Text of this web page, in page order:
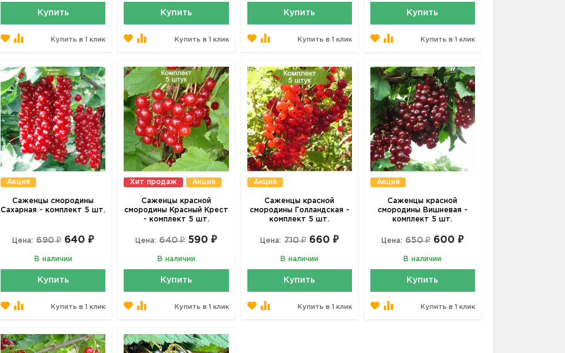
Купить
Купить в 1 клик
Купить
Купить в 1 клик
Купить
Купить в 1 клик
Купить
Купить в 1 клик
Акция
Саженцы смородины
Сахарная - комплект 5 шт.
Цена: 690 ₽ 640 ₽
В наличии
Купить
Купить в 1 клик
Хит продаж Акция
Саженцы красной
смородины Красный Крест
- комплект 5 шт.
Цена: 640 ₽ 590 ₽
В наличии
Купить
Купить в 1 клик
Акция
Саженцы красной
смородины Голландская -
комплект 5 шт.
Цена: 710 ₽ 660 ₽
В наличии
Купить
Купить в 1 клик
Акция
Саженцы красной
смородины Вишневая -
комплект 5 шт.
Цена: 650 ₽ 600 ₽
В наличии
Купить
Купить в 1 клик